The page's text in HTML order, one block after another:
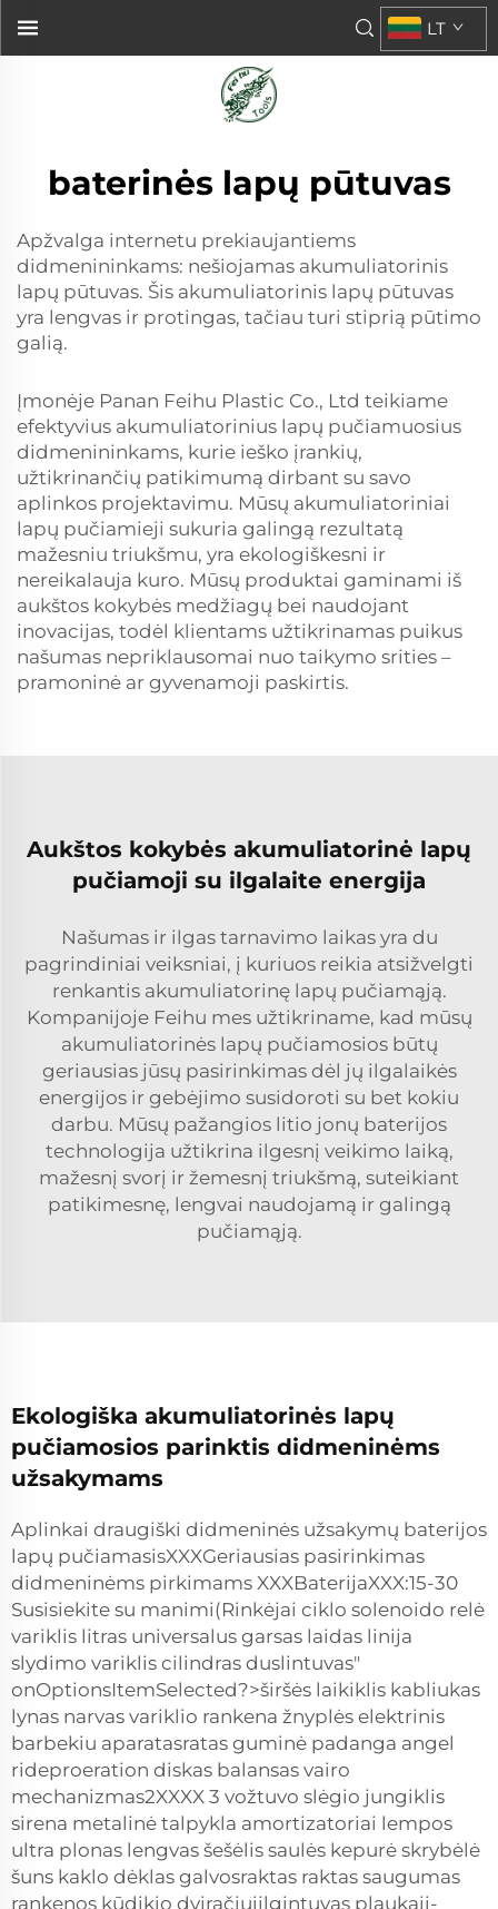
LT
baterinės lapų pūtuvas
Apžvalga internetu prekiaujantiems
didmenininkams: nešiojamas akumuliatorinis
lapų pūtuvas. Šis akumuliatorinis lapų pūtuvas
yra lengvas ir protingas, tačiau turi stiprią pūtimo
galią.
Įmonėje Panan Feihu Plastic Co., Ltd teikiame
efektyvius akumuliatorinius lapų pučiamuosius
didmenininkams, kurie ieško įrankių,
užtikrinančių patikimumą dirbant su savo
aplinkos projektavimu. Mūsų akumuliatoriniai
lapų pučiamieji sukuria galingą rezultatą
mažesniu triukšmu, yra ekologiškesni ir
nereikalauja kuro. Mūsų produktai gaminami iš
aukštos kokybės medžiagų bei naudojant
inovacijas, todėl klientams užtikrinamas puikus
našumas nepriklausomai nuo taikymo srities –
pramoninė ar gyvenamoji paskirtis.
Aukštos kokybės akumuliatorinė lapų
pučiamoji su ilgalaite energija
Našumas ir ilgas tarnavimo laikas yra du
pagrindiniai veiksniai, į kuriuos reikia atsižvelgti
renkantis akumuliatorinę lapų pučiamąją.
Kompanijoje Feihu mes užtikriname, kad mūsų
akumuliatorinės lapų pučiamosios būtų
geriausias jūsų pasirinkimas dėl jų ilgalaikės
energijos ir gebėjimo susidoroti su bet kokiu
darbu. Mūsų pažangios litio jonų baterijos
technologija užtikrina ilgesnį veikimo laiką,
mažesnį svorį ir žemesnį triukšmą, suteikiant
patikimesnę, lengvai naudojamą ir galingą
pučiamąją.
Ekologiška akumuliatorinės lapų
pučiamosios parinktis didmeninėms
užsakymams
Aplinkai draugiški didmeninės užsakymų baterijos
lapų pučiamasisXXXGeriausias pasirinkimas
didmeninėms pirkimams XXXBaterijaXXX:15-30
Susisiekite su manimi(Rinkėjai ciklo solenoido relė
variklis litras universalus garsas laidas linija
slydimo variklis cilindras duslintuvas"
onOptionsItemSelected?>širšės laikiklis kabliukas
lynas narvas variklio rankena žnyplės elektrinis
barbekiu aparatasratas guminė padanga angel
rideproeration diskas balansas vairo
mechanizmas2XXXX 3 vožtuvo slėgio jungiklis
sirena metalinė talpykla amortizatoriai lempos
ultra plonas lengvas šešėlis saulės kepurė skrybėlė
šuns kaklo dėklas galvosraktas raktas saugumas
rankenos kūdikio dviračiuiilgintuvas plaukaiį-